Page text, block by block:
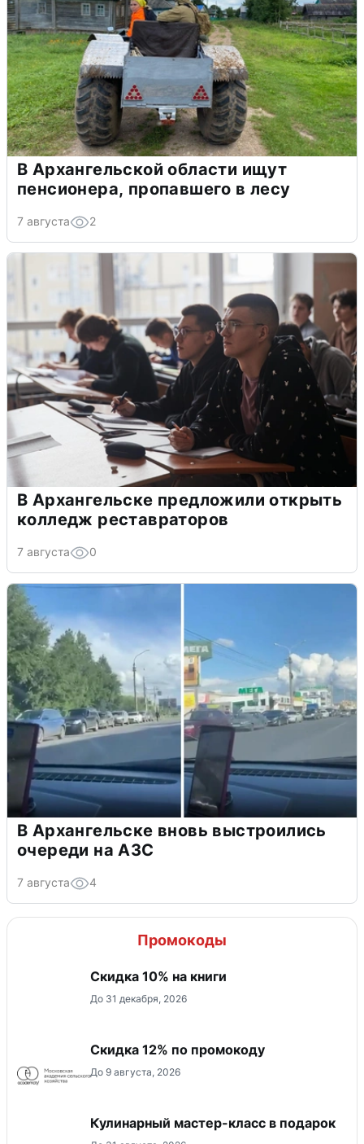
В Архангельской области ищут
пенсионера, пропавшего в лесу
7 августа 2
В Архангельске предложили открыть
колледж реставраторов
7 августа 0
В Архангельске вновь выстроились
очереди на АЗС
7 августа 4
Промокоды
Скидка 10% на книги
До 31 декабря, 2026
Скидка 12% по промокоду
До 9 августа, 2026
Кулинарный мастер-класс в подарок